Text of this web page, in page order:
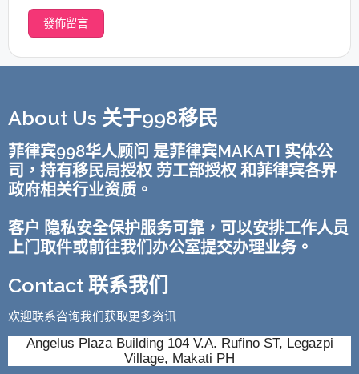
About Us 关于998移民
菲律宾998华人顾问 是菲律宾MAKATI 实体公
司，持有移民局授权 劳工部授权 和菲律宾各界
政府相关行业资质。
客户 隐私安全保护服务可靠，可以安排工作人员
上门取件或前往我们办公室提交办理业务。
Contact 联系我们
欢迎联系咨询我们获取更多资讯
Angelus Plaza Building 104 V.A. Rufino ST, Legazpi
Village, Makati PH